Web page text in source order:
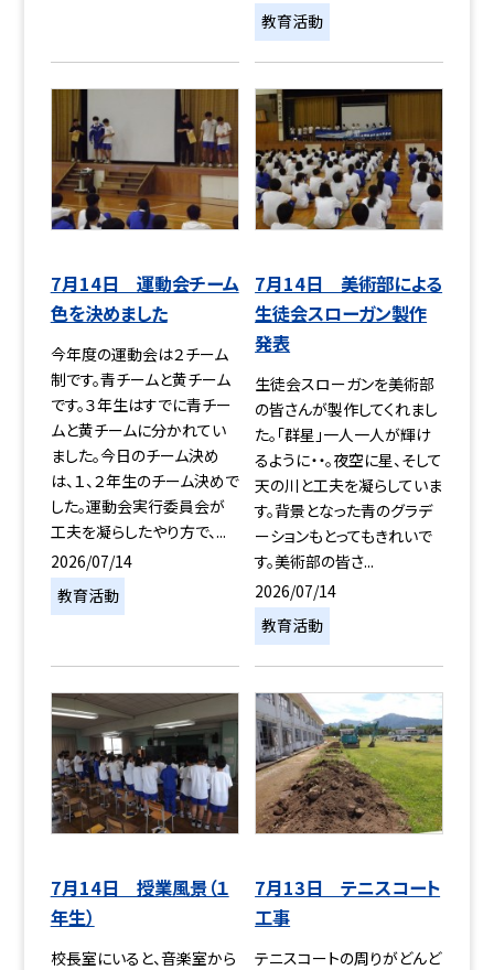
教育活動
7月14日 運動会チーム
色を決めました
今年度の運動会は２チーム
制です。青チームと黄チーム
です。３年生はすでに青チー
ムと黄チームに分かれてい
ました。今日のチーム決め
は、１、２年生のチーム決めで
した。運動会実行委員会が
工夫を凝らしたやり方で、...
2026/07/14
教育活動
7月14日 美術部による
生徒会スローガン製作
発表
生徒会スローガンを美術部
の皆さんが製作してくれまし
た。「群星」一人一人が輝け
るように・・。夜空に星、そして
天の川と工夫を凝らしていま
す。背景となった青のグラデ
ーションもとってもきれいで
す。美術部の皆さ...
2026/07/14
教育活動
7月14日 授業風景（１
年生）
校長室にいると、音楽室から
7月13日 テニスコート
工事
テニスコートの周りがどんど